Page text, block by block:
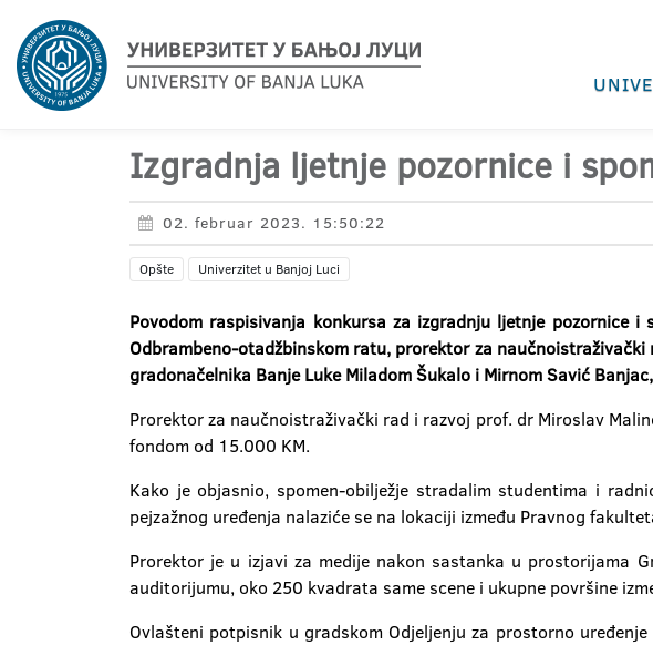
Izgradnja ljetnje pozornice i
02. februar 2023. 15:50:22
Opšte Univerzitet u Banjoj Luci
Povodom raspisivanja konkursa za izgradnju ljetnje pozornice
Odbrambeno-otadžbinskom ratu, prorektor za
gradonačelnika Banje Luke Miladom Šukalo i Mirnom Savić
Prorektor za naučnoistraživački rad i razvoj prof. dr Miroslav
fondom od 15.000 KM.
Kako je objasnio, spomen-obilježje stradalim studentima i
pejzažnog uređenja nalaziće se na lokaciji između Pravnog
Prorektor je u izjavi za medije nakon sastanka u prostorijama
auditorijumu, oko 250 kvadrata same scene i ukupne površine
Ovlašteni potpisnik u gradskom Odjeljenju za prostorno